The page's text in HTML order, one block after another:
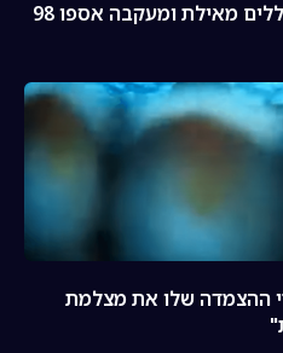
למרות המתיחות האזורית: צוללים מאילת ומעקבה אספו 98
ההצמדה שלו את מצלמת